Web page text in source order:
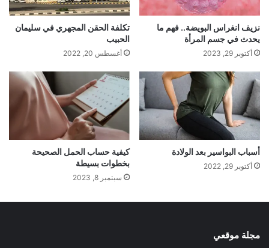
نزيف انغراس البويضة.. فهم ما
يحدث في جسم المرأة
أكتوبر 29, 2023
تكلفة الحقن المجهري في سليمان
الحبيب
أغسطس 20, 2022
أسباب البواسير بعد الولادة
أكتوبر 29, 2022
كيفية حساب الحمل الصحيحة
بخطوات بسيطة
سبتمبر 8, 2023
مجلة موقعي